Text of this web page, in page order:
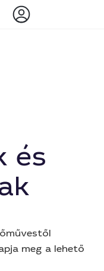
és
meg a lehető